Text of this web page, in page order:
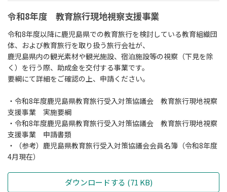
令和8年度 教育旅行現地視察支援事業
令和8年度以降に鹿児島県での教育旅行を検討している教育組織団
体、および教育旅行を取り扱う旅行会社が、
鹿児島県内の観光素材や観光施設、宿泊施設等の視察（下見を除
く）を行う際、助成金を交付する事業です。
要綱にて詳細をご確認の上、申請ください。
・令和8年度鹿児島県教育旅行受入対策協議会 教育旅行現地視察
支援事業 実施要綱
・令和8年度鹿児島県教育旅行受入対策協議会 教育旅行現地視察
支援事業 申請書類
・（参考）鹿児島県教育旅行受入対策協議会会員名簿（令和8年度
4月現在）
ダウンロードする (71 KB)